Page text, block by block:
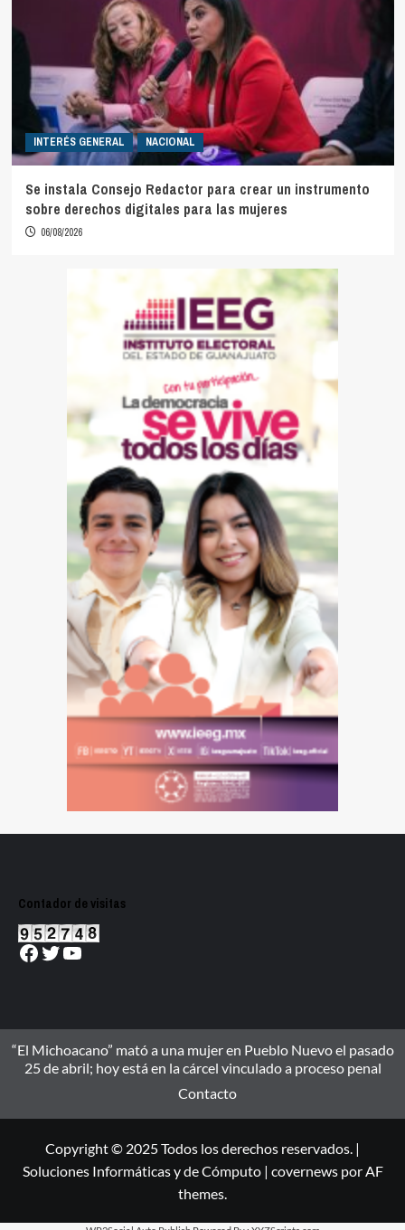
INTERÉS GENERAL NACIONAL
Se instala Consejo Redactor para crear un instrumento
sobre derechos digitales para las mujeres
06/08/2026
Contador de visitas
Facebook
Twitter
YouTube
“El Michoacano” mató a una mujer en Pueblo Nuevo el pasado
25 de abril; hoy está en la cárcel vinculado a proceso penal
Contacto
Copyright © 2025 Todos los derechos reservados. |
Soluciones Informáticas y de Cómputo | covernewspor AF
themes.